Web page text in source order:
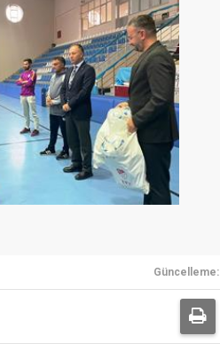
Güncelleme: